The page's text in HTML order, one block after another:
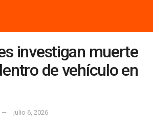
investigan muerte
de vehículo en
julio 6, 2026